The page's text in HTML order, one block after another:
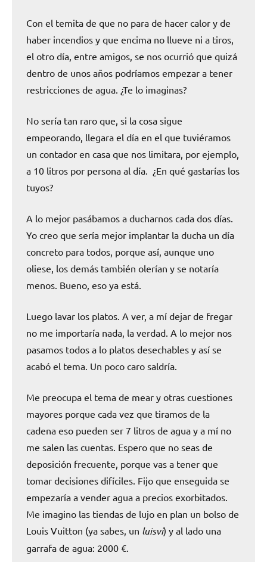
Con el temita de que no para de hacer calor y de
haber incendios y que encima no llueve ni a tiros,
el otro día, entre amigos, se nos ocurrió que quizá
dentro de unos años podríamos empezar a tener
restricciones de agua. ¿Te lo imaginas?
No sería tan raro que, si la cosa sigue
empeorando, llegara el día en el que tuviéramos
un contador en casa que nos limitara, por ejemplo,
a 10 litros por persona al día. ¿En qué gastarías los
tuyos?
A lo mejor pasábamos a ducharnos cada dos días.
Yo creo que sería mejor implantar la ducha un día
concreto para todos, porque así, aunque uno
oliese, los demás también olerían y se notaría
menos. Bueno, eso ya está.
Luego lavar los platos. A ver, a mí dejar de fregar
no me importaría nada, la verdad. A lo mejor nos
pasamos todos a lo platos desechables y así se
acabó el tema. Un poco caro saldría.
Me preocupa el tema de mear y otras cuestiones
mayores porque cada vez que tiramos de la
cadena eso pueden ser 7 litros de agua y a mí no
me salen las cuentas. Espero que no seas de
deposición frecuente, porque vas a tener que
tomar decisiones difíciles. Fijo que enseguida se
empezaría a vender agua a precios exorbitados.
Me imagino las tiendas de lujo en plan un bolso de
Louis Vuitton (ya sabes, un luisvi) y al lado una
garrafa de agua: 2000 €.